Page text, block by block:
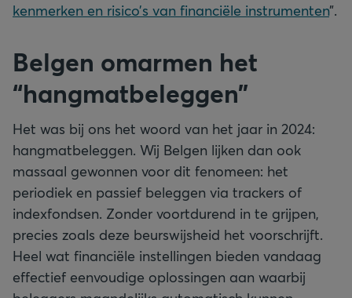
kenmerken en risico’s van financiële instrumenten”.
Belgen omarmen het
“hangmatbeleggen”
Het was bij ons het woord van het jaar in 2024:
hangmatbeleggen. Wij Belgen lijken dan ook
massaal gewonnen voor dit fenomeen: het
periodiek en passief beleggen via trackers of
indexfondsen. Zonder voortdurend in te grijpen,
precies zoals deze beurswijsheid het voorschrijft.
Heel wat financiële instellingen bieden vandaag
effectief eenvoudige oplossingen aan waarbij